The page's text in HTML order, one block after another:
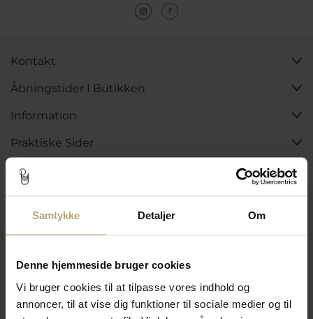
Samtykke Detaljer Om
Denne hjemmeside bruger cookies
Vi bruger cookies til at tilpasse vores indhold og
annoncer, til at vise dig funktioner til sociale medier og til
Kontakt
Åbningstider I Butikken
Information
Praktiske Sider
Leveringsmuligheder
Sikker Og Tryg E-Handel